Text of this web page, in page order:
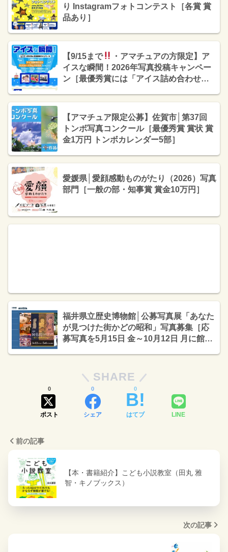
り Instagramフォトコンテスト［各賞 賞
品あり］
【9/15まで
・アマチュアの方限定】ア
イスな瞬間！2026年写真投稿キャンペー
ン［最優秀賞には「アイス詰め合わせ＆
【アマチュア限定公募】佐賀市│第37回
トンボ写真コンクール［最優秀賞 賞状 賞
金1万円 トンボカレンダー5部］
愛媛県│愛顔感動ものがたり（2026）写真
部門［一般の部・知事賞 賞金10万円］
福井県立歴史博物館│公募写真展「あなた
が見つけた街かどの昭和」写真募集［応
募写真を5月15日 金～10月12日 月に館内
SHARE
ポスト
0
シェア
0
はてブ
0
LINE
前の記事
【本・書籍紹介】こども小説教室（田丸 雅
智・キノブックス）
次の記事